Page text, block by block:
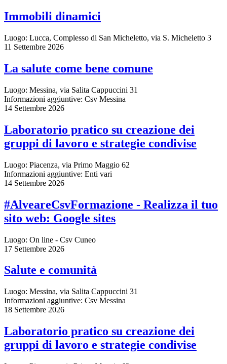
Immobili dinamici
Luogo: Lucca, Complesso di San Micheletto, via S. Micheletto 3
11 Settembre 2026
La salute come bene comune
Luogo: Messina, via Salita Cappuccini 31
Informazioni aggiuntive: Csv Messina
14 Settembre 2026
Laboratorio pratico su creazione dei
gruppi di lavoro e strategie condivise
Luogo: Piacenza, via Primo Maggio 62
Informazioni aggiuntive: Enti vari
14 Settembre 2026
#AlveareCsvFormazione - Realizza il tuo
sito web: Google sites
Luogo: On line - Csv Cuneo
17 Settembre 2026
Salute e comunità
Luogo: Messina, via Salita Cappuccini 31
Informazioni aggiuntive: Csv Messina
18 Settembre 2026
Laboratorio pratico su creazione dei
gruppi di lavoro e strategie condivise